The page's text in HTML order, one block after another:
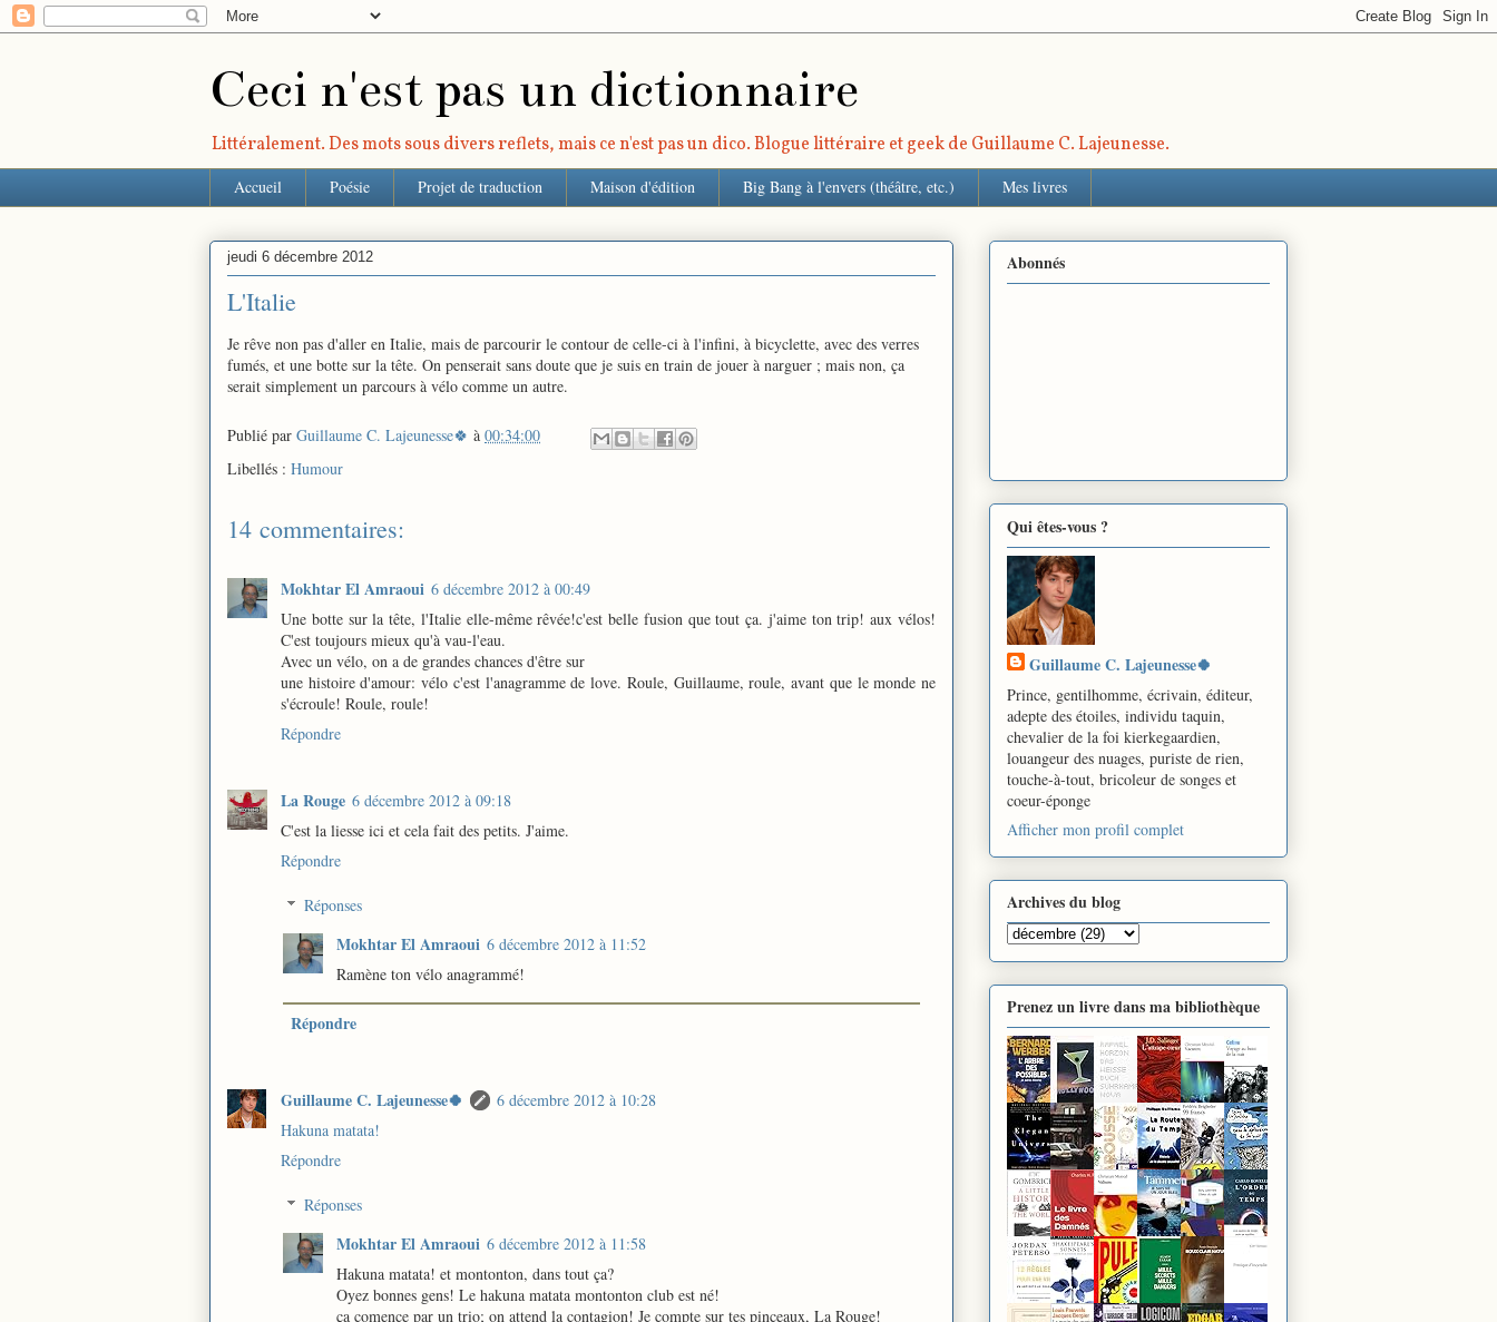
Ceci n'est pas un dictionnaire
Littéralement. Des mots sous divers reflets, mais ce n'est pas un dico. Blogue littéraire et geek de Guillaume C. Lajeunesse.
Accueil Poésie Projet de traduction Maison d'édition Big Bang à l'envers (théâtre, etc.) Mes livres
jeudi 6 décembre 2012
L'Italie
Je rêve non pas d'aller en Italie, mais de parcourir le contour de celle-ci à l'infini, à bicyclette, avec des verres
fumés, et une botte sur la tête. On penserait sans doute que je suis en train de jouer à narguer ; mais non, ça
serait simplement un parcours à vélo comme un autre.
Publié par Guillaume C. Lajeunesse🍀 à 00:34:00
Libellés : Humour
14 commentaires:
Mokhtar El Amraoui 6 décembre 2012 à 00:49
Une botte sur la tête, l'Italie elle-même rêvée!c'est belle fusion que tout ça. j'aime ton trip! aux vélos!
C'est toujours mieux qu'à vau-l'eau.
Avec un vélo, on a de grandes chances d'être sur
une histoire d'amour: vélo c'est l'anagramme de love. Roule, Guillaume, roule, avant que le monde ne
s'écroule! Roule, roule!
Répondre
La Rouge 6 décembre 2012 à 09:18
C'est la liesse ici et cela fait des petits. J'aime.
Répondre
Réponses
Mokhtar El Amraoui 6 décembre 2012 à 11:52
Ramène ton vélo anagrammé!
Répondre
Guillaume C. Lajeunesse🍀
6 décembre 2012 à 10:28
Hakuna matata!
Répondre
Réponses
Mokhtar El Amraoui 6 décembre 2012 à 11:58
Hakuna matata! et montonton, dans tout ça?
Oyez bonnes gens! Le hakuna matata montonton club est né!
ça comence par un trio; on attend la contagion! Je compte sur tes pinceaux, La Rouge!
Abonnés
Qui êtes-vous ?
Guillaume C. Lajeunesse🍀
Prince, gentilhomme, écrivain, éditeur,
adepte des étoiles, individu taquin,
chevalier de la foi kierkegaardien,
louangeur des nuages, puriste de rien,
touche-à-tout, bricoleur de songes et
coeur-éponge
Afficher mon profil complet
Archives du blog
Prenez un livre dans ma bibliothèque